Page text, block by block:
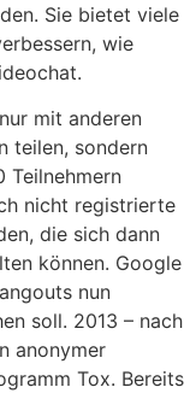
Sie bietet viele
wie
mit anderen
teilen, sondern
Teilnehmern
nicht registrierte
die sich dann
können. Google
nun
soll. 2013 – nach
anonymer
Tox. Bereits